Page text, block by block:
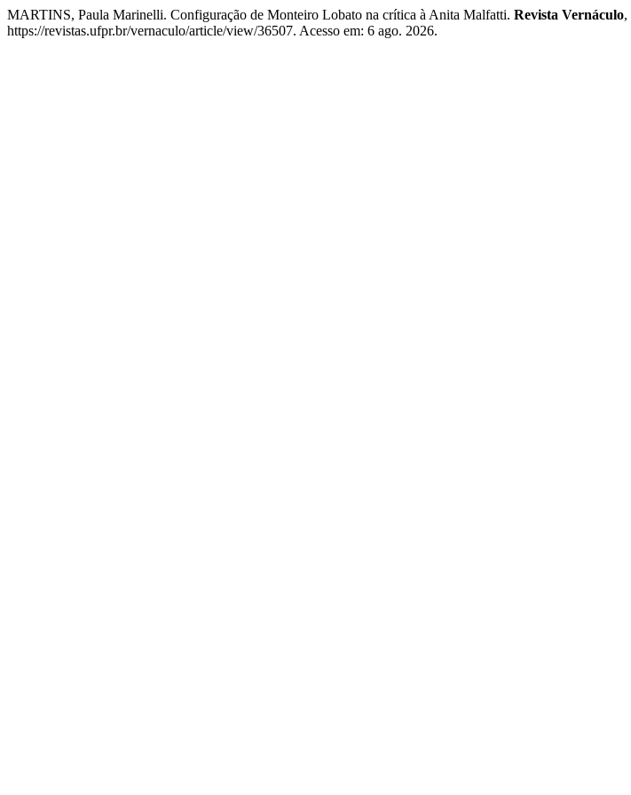
MARTINS, Paula Marinelli. Configuração de Monteiro Lobato na crítica à Anita Malfatti. Revista Vernáculo,
https://revistas.ufpr.br/vernaculo/article/view/36507. Acesso em: 6 ago. 2026.